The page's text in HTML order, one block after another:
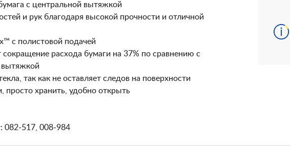
с центральной вытяжкой
и рук благодаря высокой прочности и отличной
с полистовой подачей
сокращение расхода бумаги на 37% по сравнению с
вытяжкой
так как не оставляет следов на поверхности
просто хранить, удобно открыть
082-517, 008-984